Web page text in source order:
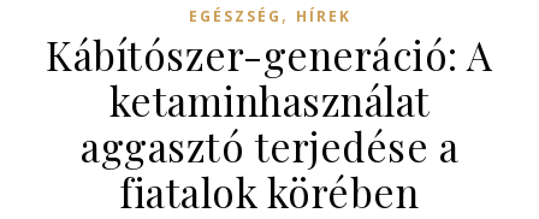
EGÉSZSÉG , HÍREK
Kábítószer-generáció: A
ketaminhasználat
aggasztó terjedése a
fiatalok körében